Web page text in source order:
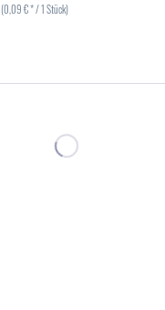
(0,09 € * / 1 Stück)